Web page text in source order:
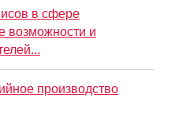
в сфере
возможности и
производство